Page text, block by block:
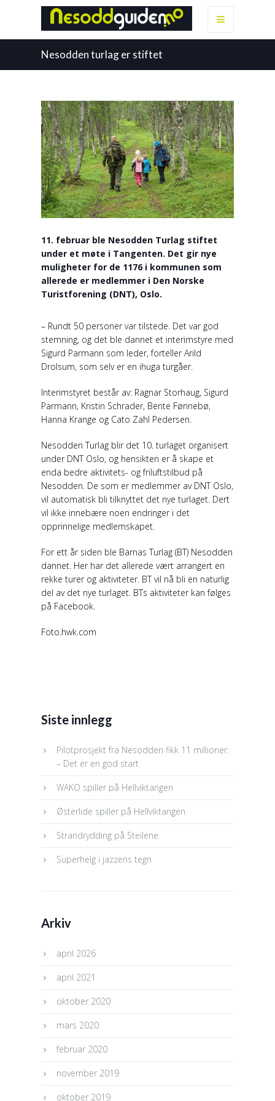
Nesodden turlag er stiftet
11. februar ble Nesodden Turlag stiftet
under et møte i Tangenten. Det gir nye
muligheter for de 1176 i kommunen som
allerede er medlemmer i Den Norske
Turistforening (DNT), Oslo.
– Rundt 50 personer var tilstede. Det var god
stemning, og det ble dannet et interimstyre med
Sigurd Parmann som leder, forteller Arild
Drolsum, som selv er en ihuga turgåer.
Interimstyret består av: Ragnar Storhaug, Sigurd
Parmann, Kristin Schrader, Bente Fønnebø,
Hanna Krange og Cato Zahl Pedersen.
Nesodden Turlag blir det 10. turlaget organisert
under DNT Oslo, og hensikten er å skape et
enda bedre aktivitets- og friluftstilbud på
Nesodden. De som er medlemmer av DNT Oslo,
vil automatisk bli tilknyttet det nye turlaget. Dert
vil ikke innebære noen endringer i det
opprinnelige medlemskapet.
For ett år siden ble Barnas Turlag (BT) Nesodden
dannet. Her har det allerede vært arrangert en
rekke turer og aktiviteter. BT vil nå bli en naturlig
del av det nye turlaget. BTs aktiviteter kan følges
på Facebook.
Foto.hwk.com
Siste innlegg
Pilotprosjekt fra Nesodden fikk 11 millioner:
– Det er en god start
WAKO spiller på Hellviktangen
Østerlide spiller på Hellviktangen
Strandrydding på Steilene
Superhelg i jazzens tegn
Arkiv
april 2026
april 2021
oktober 2020
mars 2020
februar 2020
november 2019
oktober 2019